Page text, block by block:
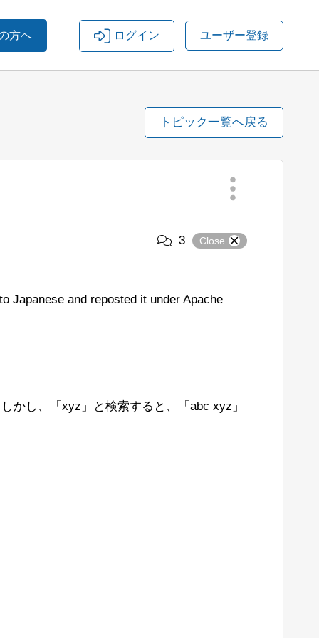
方へ ログイン ユーザー登録
トピック一覧へ戻る
3 Close
Japanese and reposted it under Apache
かし、「xyz」と検索すると、「abc xyz」